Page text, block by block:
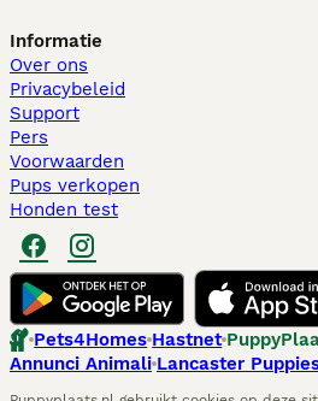
Informatie
Over ons
Privacybeleid
Support
Pers
Voorwaarden
Pups verkopen
Honden test
Pets4Homes Hastnet
Annunci Animali Lancaster